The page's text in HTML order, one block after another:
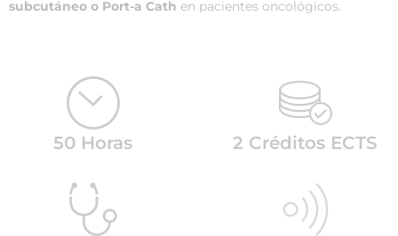
subcutáneo o Port-a Cath en pacientes oncológicos.
50 Horas 2 Créditos ECTS